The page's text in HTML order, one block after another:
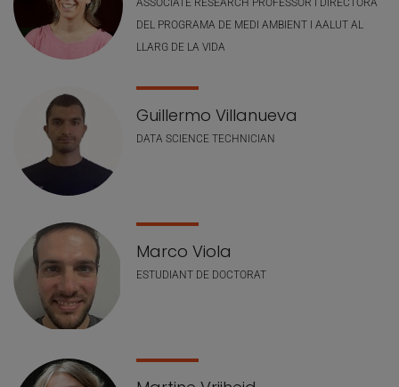
ASSOCIATE RESEARCH PROFESSOR I DIRECTORA
DEL PROGRAMA DE MEDI AMBIENT I AALUT AL
LLARG DE LA VIDA
Guillermo Villanueva
DATA SCIENCE TECHNICIAN
Marco Viola
ESTUDIANT DE DOCTORAT